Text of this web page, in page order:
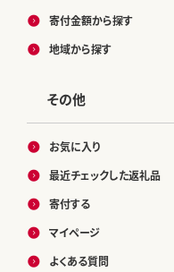
寄付金額から探す
地域から探す
その他
お気に入り
最近チェックした返礼品
寄付する
マイページ
よくある質問